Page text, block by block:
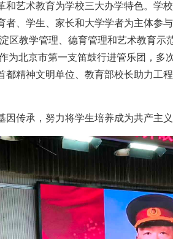
和艺术教育为学校三大办学特色。学
者、学生、家长和大学学者为主体参
区教学管理、德育管理和艺术教育
为北京市第一支笛鼓行进管乐团，多
都精神文明单位、教育部校长助力工
因传承，努力将学生培养成为共产主